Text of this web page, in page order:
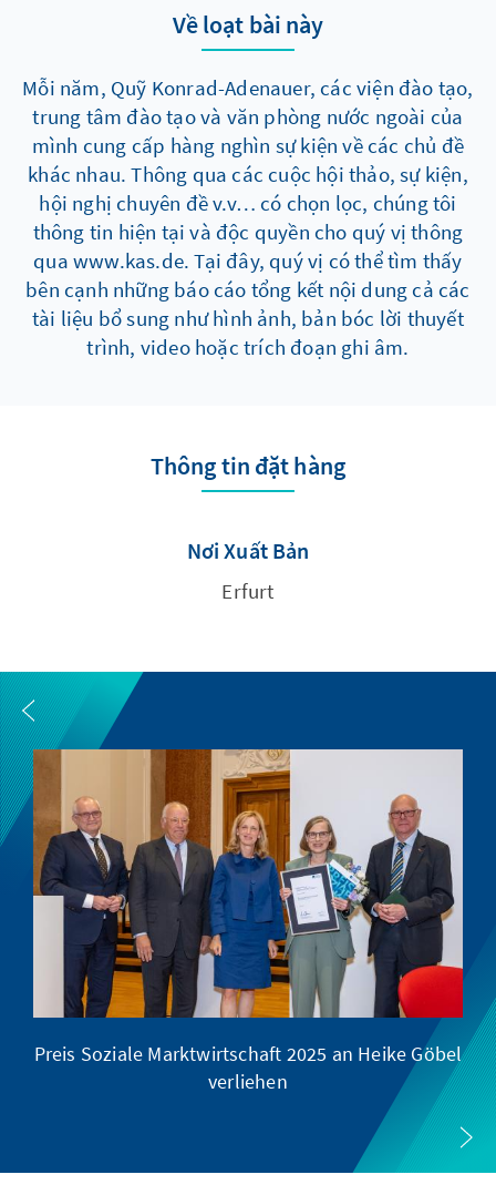
Về loạt bài này
Mỗi năm, Quỹ Konrad-Adenauer, các viện đào tạo,
trung tâm đào tạo và văn phòng nước ngoài của
mình cung cấp hàng nghìn sự kiện về các chủ đề
khác nhau. Thông qua các cuộc hội thảo, sự kiện,
hội nghị chuyên đề v.v… có chọn lọc, chúng tôi
thông tin hiện tại và độc quyền cho quý vị thông
qua www.kas.de. Tại đây, quý vị có thể tìm thấy
bên cạnh những báo cáo tổng kết nội dung cả các
tài liệu bổ sung như hình ảnh, bản bóc lời thuyết
trình, video hoặc trích đoạn ghi âm.
Thông tin đặt hàng
Nơi Xuất Bản
Erfurt
Preis Soziale Marktwirtschaft 2025 an Heike Göbel
verliehen